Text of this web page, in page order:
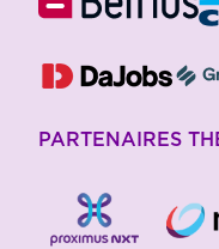
PARTENAIRES